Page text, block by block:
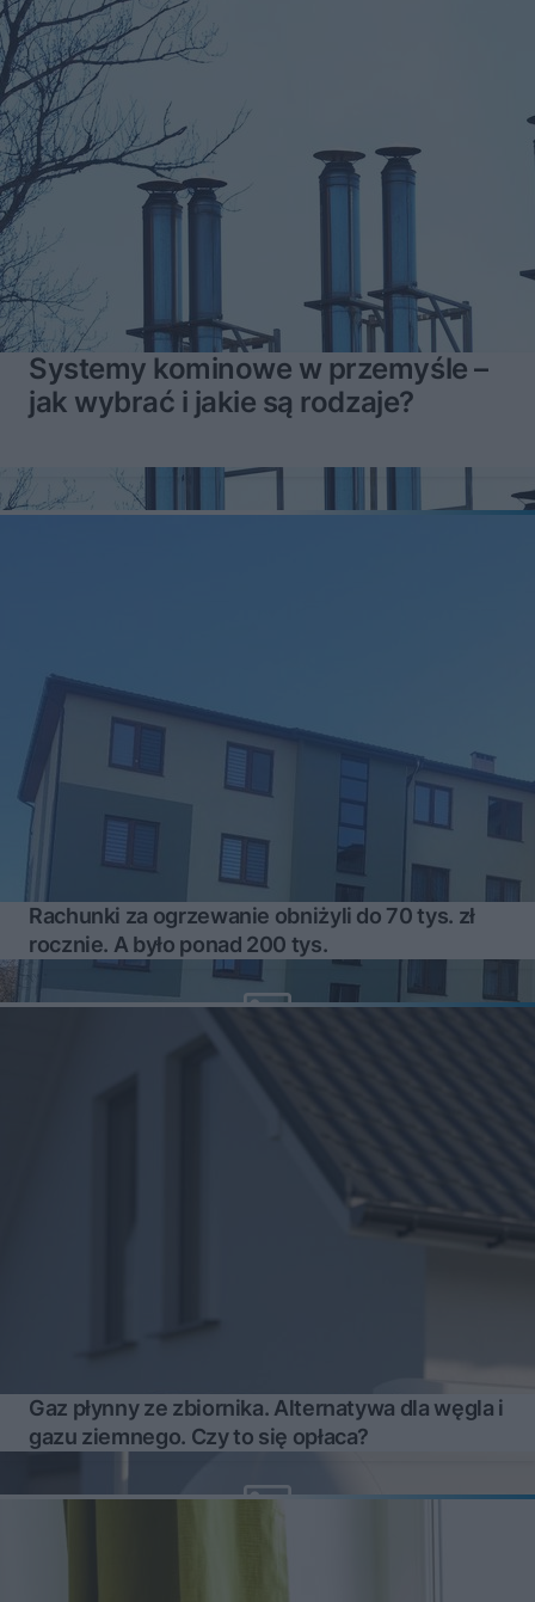
Systemy kominowe w przemyśle –
jak wybrać i jakie są rodzaje?
Rachunki za ogrzewanie obniżyli do 70 tys. zł
rocznie. A było ponad 200 tys.
Gaz płynny ze zbiornika. Alternatywa dla węgla i
gazu ziemnego. Czy to się opłaca?